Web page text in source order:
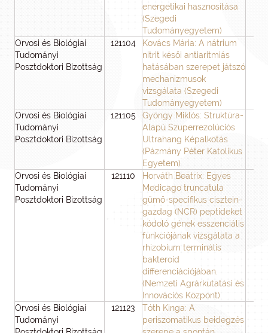
energetikai hasznosítása
(Szegedi
Tudományegyetem)
Orvosi és Biológiai
Tudományi
Posztdoktori Bizottság
121104
Kovács Mária: A nátrium
nitrit késői antiaritmiás
hatásában szerepet játszó
mechanizmusok
vizsgálata (Szegedi
Tudományegyetem)
Orvosi és Biológiai
Tudományi
Posztdoktori Bizottság
121105
Gyöngy Miklós: Struktúra-
Alapú Szuperrezolúciós
Ultrahang Képalkotás
(Pázmány Péter Katolikus
Egyetem)
Orvosi és Biológiai
Tudományi
Posztdoktori Bizottság
121110
Horváth Beatrix: Egyes
Medicago truncatula
gümő-specifikus cisztein-
gazdag (NCR) peptideket
kódoló gének esszenciális
funkciójának vizsgálata a
rhizobium terminális
bakteroid
differenciációjában.
(Nemzeti Agrárkutatási és
Innovációs Központ)
Orvosi és Biológiai
Tudományi
121123
Tóth Kinga: A
periszomatikus beidegzés